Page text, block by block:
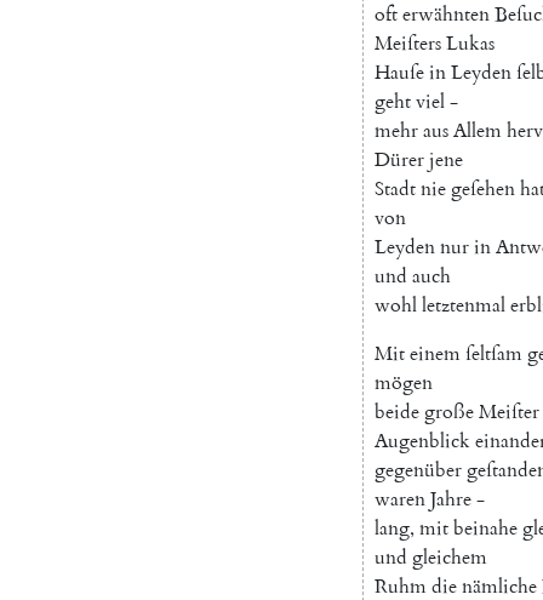
ofterwähnten
MeiſtersLukas
HauſeinLeyden
gehtviel-
mehrausAllem
Dürerjene
Stadtniegeſehen
von
Leydennurin
und auch
wohlletztenmal
Miteinemſeltſam
mögen
beidegroßeMeiſter
Augenblick
gegenüber
warenJahre-
lang, mitbeinahe
und gleichem
Ruhmdienämliche